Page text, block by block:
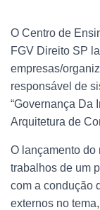
O Centro de
FGV Direito SP
empresas/
responsável de
“Governança Da
Arquitetura de
O lançamento do
trabalhos de um
com a condução
externos no